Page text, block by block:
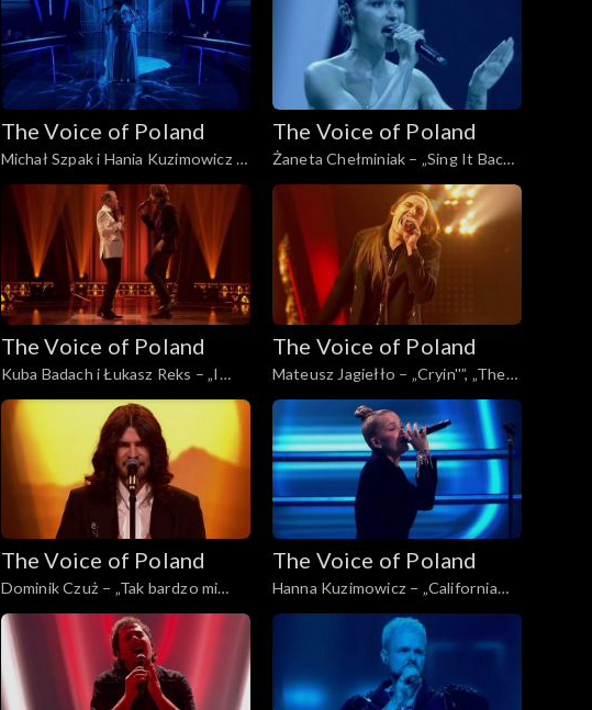
The Voice of Poland
Michał Szpak i Hania Kuzimowicz –
„E più ti penso”, „The Voice of
Poland”, Finał, 29 listopada 2025
The Voice of Poland
Żaneta Chełminiak – „Sing It Back”,
„The Voice of Poland”, Finał, 29
The Voice of Poland
Kuba Badach i Łukasz Reks – „I
Wish”, „The Voice of Poland”, Finał,
29 listopada 2025
The Voice of Poland
Mateusz Jagiełło – „Cryin''”, „The
Voice of Poland”, Finał, 29
listopada 2025
The Voice of Poland
Dominik Czuż – „Tak bardzo mi
przykro”, „The Voice of Poland”,
Live 3, 22 listopada 2025
The Voice of Poland
Hanna Kuzimowicz – „California
Dreamin'”, „The Voice of Poland”,
Live 3, 22 listopada 2025